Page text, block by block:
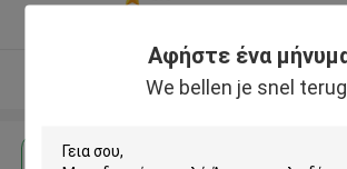
Αφήστε ένα
We bellen je snel
Δείτε περισσότερων